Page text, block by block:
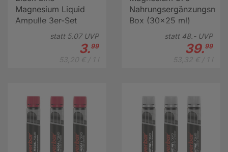
Magnesium Liquid
Ampulle 3er-Set
statt 5.07UVP
3.99
Box (30x25 ml)
statt 48.-UVP
39.99